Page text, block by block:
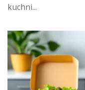
kuchni...